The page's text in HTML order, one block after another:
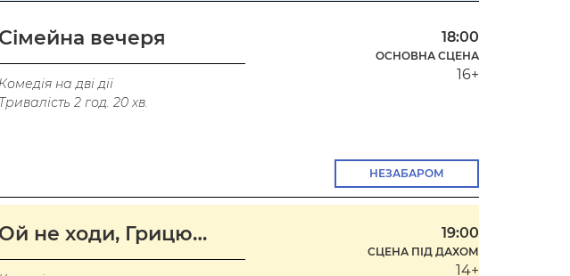
Сімейна вечеря
Комедія на дві дії
Тривалість 2 год. 20 хв.
18:00
ОСНОВНА СЦЕНА
16+
НЕЗАБАРОМ
Ой не ходи, Грицю… 19:00
СЦЕНА ПІД ДАХОМ
14+